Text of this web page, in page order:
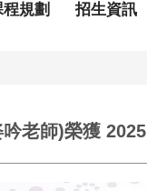
程規劃 招生資訊
吟老師)榮獲